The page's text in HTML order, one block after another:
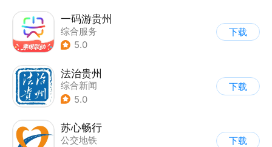
一码游贵州
综合服务
5.0
下载
法治贵州
综合新闻
5.0
下载
苏心畅行
公交地铁
下载